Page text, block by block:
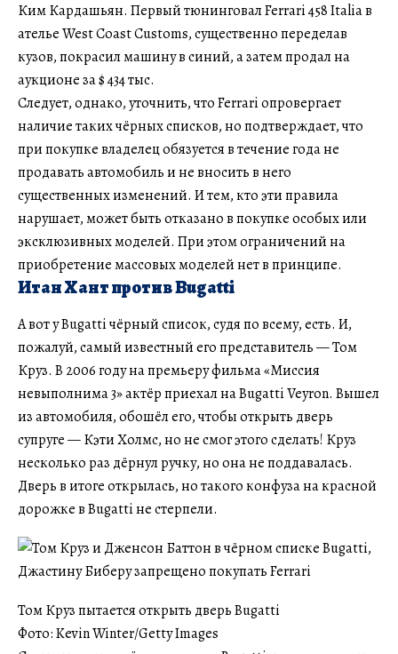
Ким Кардашьян. Первый тюнинговал Ferrari 458 Italia в
ателье West Coast Customs, существенно переделав
кузов, покрасил машину в синий, а затем продал на
аукционе за $ 434 тыс.
Следует, однако, уточнить, что Ferrari опровергает
наличие таких чёрных списков, но подтверждает, что
при покупке владелец обязуется в течение года не
продавать автомобиль и не вносить в него
существенных изменений. И тем, кто эти правила
нарушает, может быть отказано в покупке особых или
эксклюзивных моделей. При этом ограничений на
приобретение массовых моделей нет в принципе.
Итан Хант против Bugatti
А вот у Bugatti чёрный список, судя по всему, есть. И,
пожалуй, самый известный его представитель — Том
Круз. В 2006 году на премьеру фильма «Миссия
невыполнима 3» актёр приехал на Bugatti Veyron. Вышел
из автомобиля, обошёл его, чтобы открыть дверь
супруге — Кэти Холмс, но не смог этого сделать! Круз
несколько раз дёрнул ручку, но она не поддавалась.
Дверь в итоге открылась, но такого конфуза на красной
дорожке в Bugatti не стерпели.
Том Круз пытается открыть дверь Bugatti
Фото: Kevin Winter/Getty Images